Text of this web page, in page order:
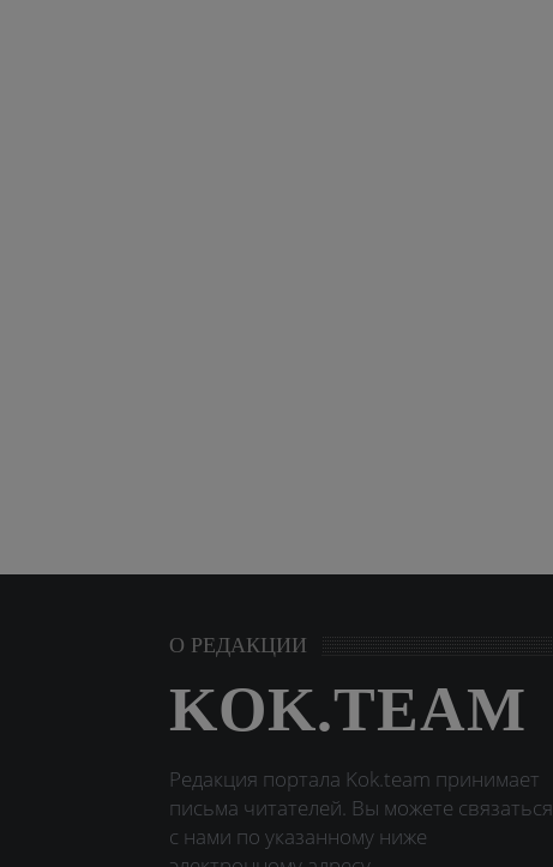
О РЕДАКЦИИ
KOK.TEAM
Редакция портала Kok.team принимает
письма читателей. Вы можете связаться
с нами по указанному ниже